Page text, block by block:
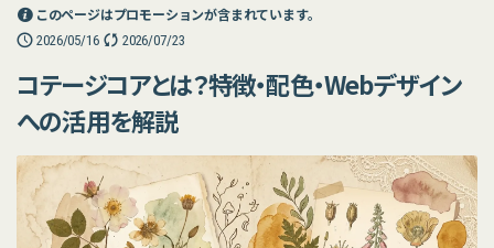
このページはプロモーションが含まれています。
2026/05/16 2026/07/23
コテージコアとは？特徴・配色・Webデザイン
への活用を解説